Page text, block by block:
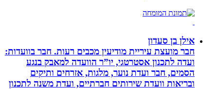
אילן בן סעדון
חבר מועצת עיריית מודיעין מכבים רעות. חבר בוועדות:
ועדה לתכנון אסטרטגי, יו”ר הוועדה למאבק בנגע
הסמים, חבר ועדת נוער, מלגות, אזרחים ותיקים
ובריאות וועדת שירותים חברתיים, ועדת משנה לתכנון